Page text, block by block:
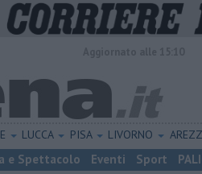
LUCCA PISA LIVORNO
e Spettacolo Eventi Sport